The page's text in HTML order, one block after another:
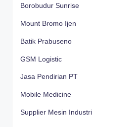
Borobudur Sunrise
Mount Bromo Ijen
Batik Prabuseno
GSM Logistic
Jasa Pendirian PT
Mobile Medicine
Supplier Mesin Industri